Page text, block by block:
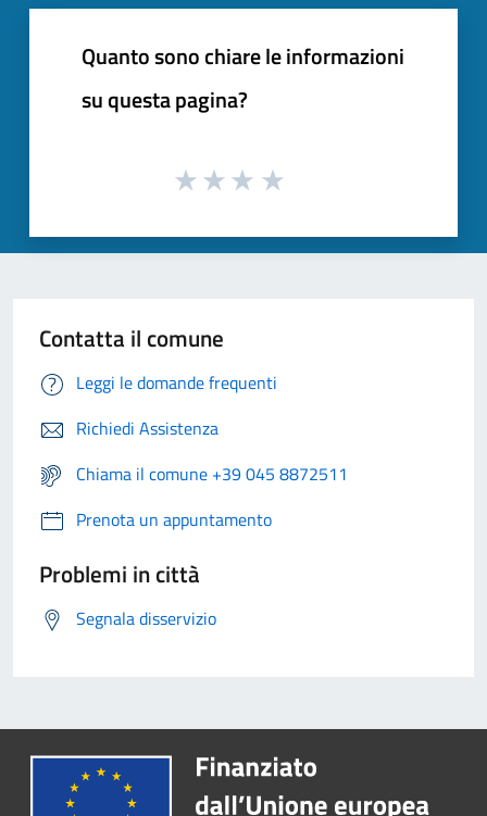
Quanto sono chiare le informazioni
su questa pagina?
Contatta il comune
Leggi le domande frequenti
Richiedi Assistenza
Chiama il comune +39 045 8872511
Prenota un appuntamento
Problemi in città
Segnala disservizio